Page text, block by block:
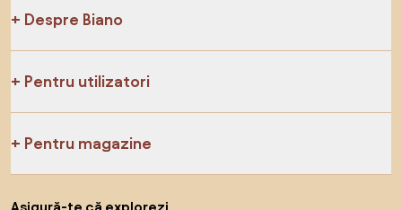
Despre Biano
Pentru utilizatori
Pentru magazine
Asigură-te că explorezi